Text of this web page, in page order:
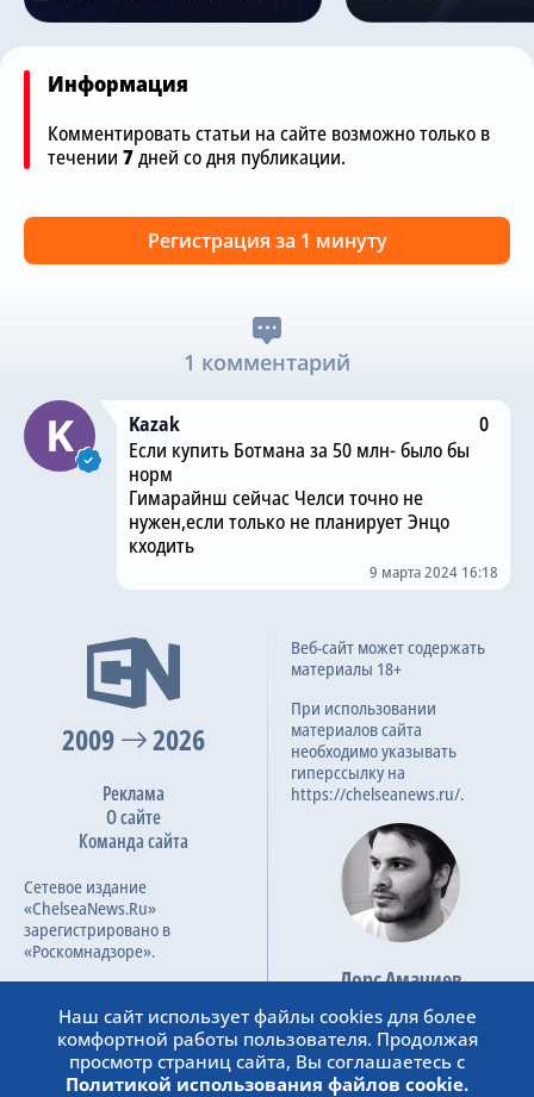
Информация
Комментировать статьи на сайте возможно только в
течении 7дней со дня публикации.
Регистрация за 1 минуту
1 комментарий
Kazak
0
Если купить Ботмана за 50 млн- было бы
норм
Гимарайнш сейчас Челси точно не
нужен,если только не планирует Энцо
кходить
9 марта 2024 16:18
2009 2026
Реклама
О сайте
Команда сайта
Сетевое издание
«ChelseaNews.Ru»
зарегистрировано в
«Роскомнадзоре».
ФС 77 – 87138.
Веб-сайт может содержать
материалы 18+
При использовании
материалов сайта
необходимо указывать
гиперссылку на
https://chelseanews.ru/.
Лорс Амачиев
Основатель сайта
admin@chelseanews.ru
https://www.linkedin.com/
Наш сайт использует файлы cookies для более
комфортной работы пользователя. Продолжая
просмотр страниц сайта, Вы соглашаетесь с
Политикой использования файлов cookie.